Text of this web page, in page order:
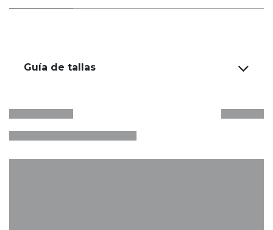
Guía de tallas